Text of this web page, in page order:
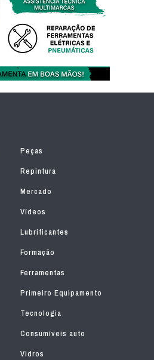
Peças
Repintura
Mercado
Vídeos
Lubrificantes
Formação
Ferramentas
Primeiro Equipamento
Tecnologia
Consumíveis auto
Vidros